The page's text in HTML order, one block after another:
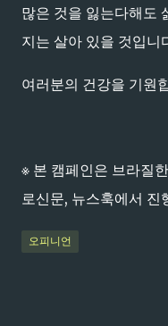
많은 것을 잃는다해도
지는 살아 있을 것입니
여러분의 건강을 기원
※ 본 캠페인은 브라질
로신문, 뉴스훅에서 진
오피니언